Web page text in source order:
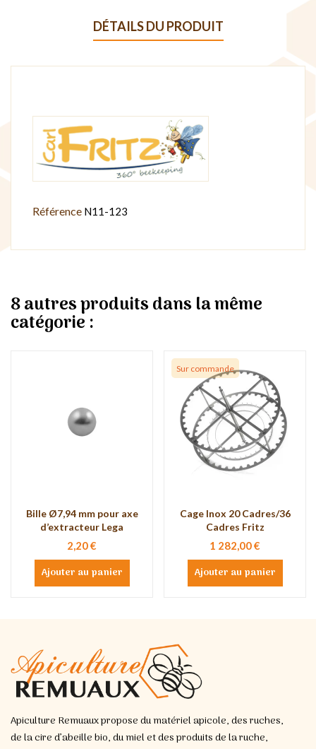
DÉTAILS DU PRODUIT
Référence N11-123
8 autres produits dans la même
catégorie :
Bille Ø7,94 mm pour axe
d’extracteur Lega
2,20 €
Ajouter au panier
Sur commande
Cage Inox 20 Cadres/36
Cadres Fritz
1 282,00 €
Ajouter au panier
Apiculture Remuaux propose du matériel apicole, des ruches,
de la cire d’abeille bio, du miel et des produits de la ruche,